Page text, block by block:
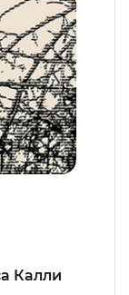
Калли